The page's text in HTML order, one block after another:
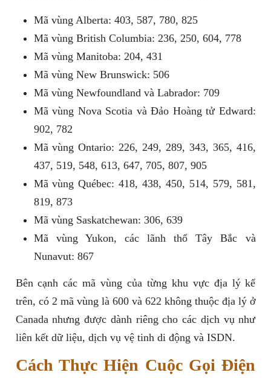
Mã vùng Alberta: 403, 587, 780, 825
Mã vùng British Columbia: 236, 250, 604, 778
Mã vùng Manitoba: 204, 431
Mã vùng New Brunswick: 506
Mã vùng Newfoundland và Labrador: 709
Mã vùng Nova Scotia và Đảo Hoàng tử Edward:
902, 782
Mã vùng Ontario: 226, 249, 289, 343, 365, 416,
437, 519, 548, 613, 647, 705, 807, 905
Mã vùng Québec: 418, 438, 450, 514, 579, 581,
819, 873
Mã vùng Saskatchewan: 306, 639
Mã vùng Yukon, các lãnh thổ Tây Bắc và
Nunavut: 867
Bên cạnh các mã vùng của từng khu vực địa lý kể
trên, có 2 mã vùng là 600 và 622 không thuộc địa lý ở
Canada nhưng được dành riêng cho các dịch vụ như
liên kết dữ liệu, dịch vụ vệ tinh di động và ISDN.
Cách Thực Hiện Cuộc Gọi Điện